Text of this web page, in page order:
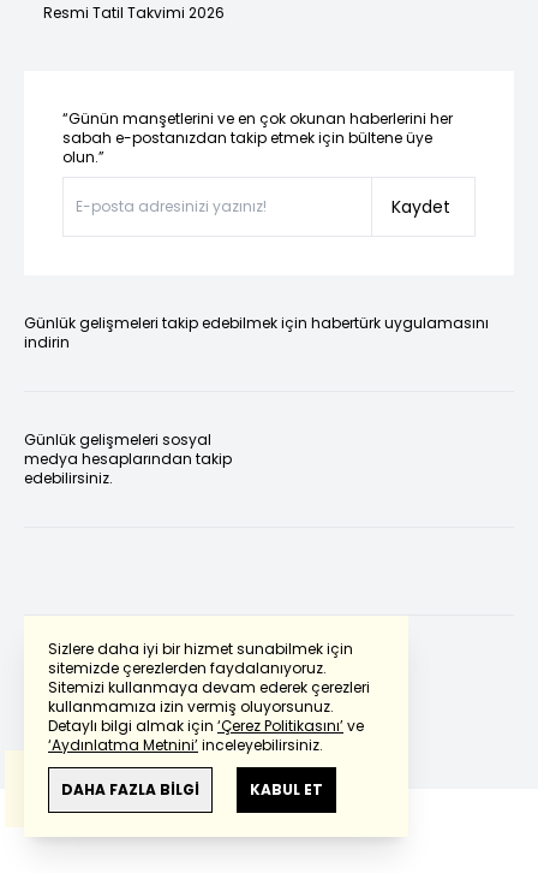
Sizlere daha iyi bir hizmet sunabilmek için
sitemizde çerezlerden faydalanıyoruz.
Sitemizi kullanmaya devam ederek çerezleri
kullanmamıza izin vermiş oluyorsunuz.
Detaylı bilgi almak için ‘Çerez Politikasını’ve
‘Aydınlatma Metnini’inceleyebilirsiniz.
DAHA FAZLA BİLGİ KABUL ET
Resmi Tatil Takvimi 2026
“Günün manşetlerini ve en çok okunan haberlerini her
sabah e-postanızdan takip etmek için bültene üye
olun.”
Kaydet
Günlük gelişmeleri takip edebilmek için habertürk uygulamasını
indirin
Günlük gelişmeleri sosyal
medya hesaplarından takip
edebilirsiniz.
Powered by Translate
Bu çevirideGoogle Transletekullanılmıştır.
Anlam ve çeviri hatalarından
haberturk.com
sorumlu değildir.